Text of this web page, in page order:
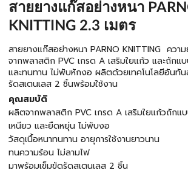
สายยางแก๊สอย่างหนา
KNITTING 2.3 เมตร
สายยางแก๊สอย่างหนา PARNO KNITTING ควา
จากพลาสติก PVC เกรด A เสริมใยแก้ว และถักแ
และทนทาน ไม่พับหักงอ ผลิตด้วยเทคโนโลยีอันทั
รัดสเตนเลส 2 ชิ้นพร้อมใช้งาน
คุณสมบัติ
ผลิตจากพลาสติก PVC เกรด A เสริมใยแก้วถักแ
เหนียว และยืดหยุ่น ไม่พับงอ
วัสดุเนื้อหนาทนทาน อายุการใช้งานยาวนาน
ทนความร้อน ไม่ลามไฟ
มาพร้อมเข็มขัดรัดสเตนเลส 2 ชิ้น